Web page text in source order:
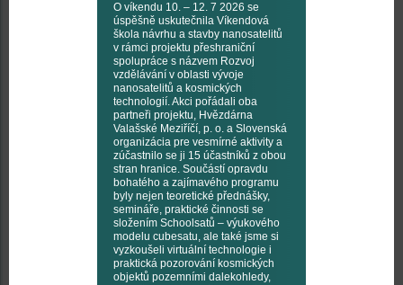
O víkendu 10. – 12. 7 2026 se
úspěšně uskutečnila Víkendová
škola návrhu a stavby nanosatelitů
v rámci projektu přeshraniční
spolupráce s názvem Rozvoj
vzdělávání v oblasti vývoje
nanosatelitů a kosmických
technologií. Akci pořádali oba
partneři projektu, Hvězdárna
Valašské Meziříčí, p. o. a Slovenská
organizácia pre vesmírné aktivity a
zúčastnilo se ji 15 účastníků z obou
stran hranice. Součástí opravdu
bohatého a zajímavého programu
byly nejen teoretické přednášky,
semináře, praktické činnosti se
složením Schoolsatů – výukového
modelu cubesatu, ale také jsme si
vyzkoušeli virtuální technologie i
praktická pozorování kosmických
objektů pozemními dalekohledy,